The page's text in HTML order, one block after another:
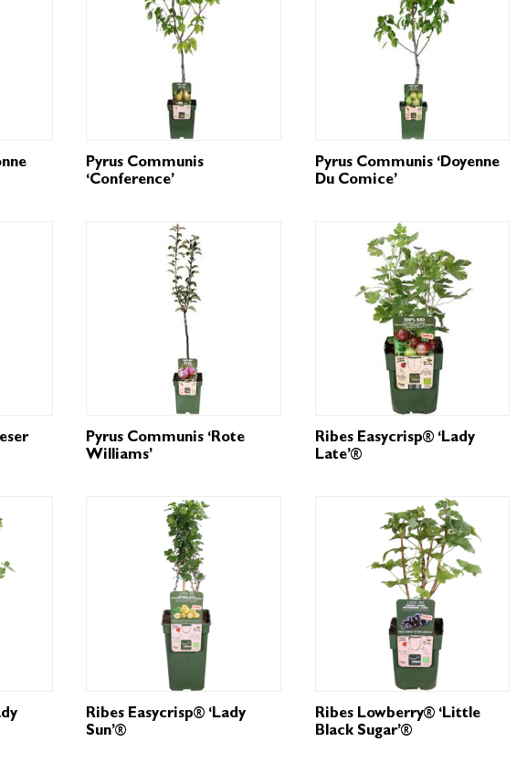
Pyrus Communis
‘Conference’
Pyrus Communis ‘Doyenne
Du Comice’
Pyrus Communis ‘Rote
Williams’
Ribes Easycrisp® ‘Lady
Late’®
Ribes Easycrisp® ‘Lady
Sun’®
Ribes Lowberry® ‘Little
Black Sugar’®